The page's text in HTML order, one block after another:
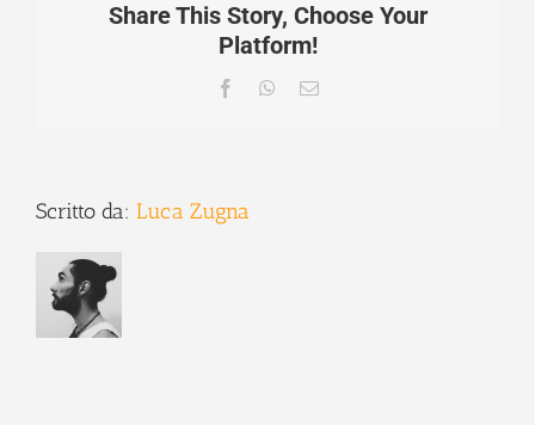
Share This Story, Choose Your
Platform!
FacebookWhatsApp
Email
Scritto da: Luca Zugna